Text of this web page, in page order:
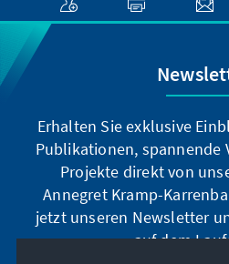
Erhalten Sie exklusive
Publikationen, spannende
Projekte direkt von
Annegret Kramp-
jetzt unseren Newsletter
auf dem